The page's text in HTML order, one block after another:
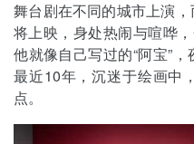
舞台剧在不同的城市上演
将上映，身处热闹与喧哗
他就像自己写过的“阿宝”
最近10年，沉迷于绘画中
点。